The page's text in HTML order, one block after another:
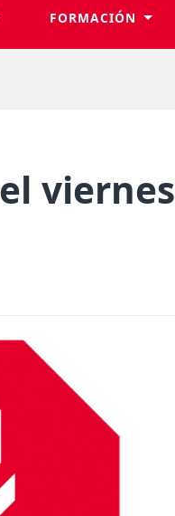
FORMACIÓN
viernes